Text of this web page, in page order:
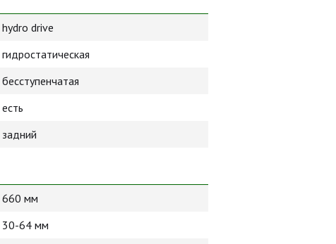
hydro drive
гидростатическая
бесступенчатая
есть
задний
660 мм
30-64 мм